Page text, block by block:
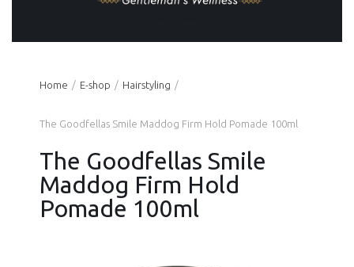
Home Ε-shop Hairstyling
The Goodfellas Smile Maddog Firm Hold Pomade 100ml
The Goodfellas Smile
Maddog Firm Hold
Pomade 100ml